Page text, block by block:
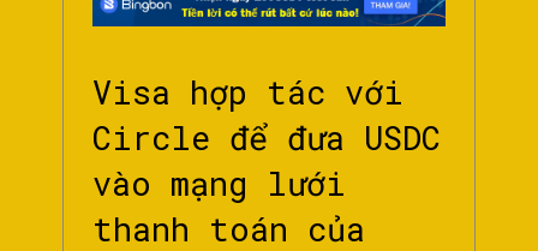
Visa hợp tác với
Circle để đưa USDC
vào mạng lưới
thanh toán của